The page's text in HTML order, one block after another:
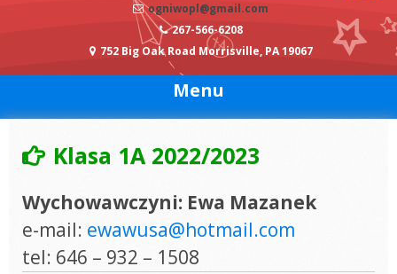
ogniwopl@gmail.com
267-566-6208
752 Big Oak Road Morrisville, PA 19067
Menu
Klasa 1A 2022/2023
Wychowawczyni: Ewa Mazanek
e-mail: ewawusa@hotmail.com
tel: 646 – 932 – 1508